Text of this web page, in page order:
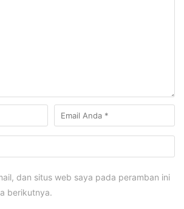
dan situs web saya pada peramban ini
berikutnya.